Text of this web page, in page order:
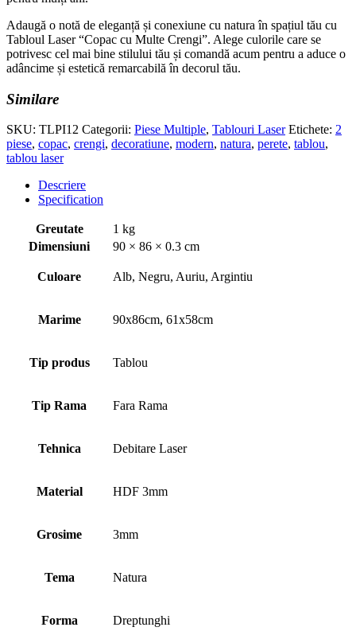
Adaugă o notă de eleganță și conexiune cu natura în spațiul tău cu
Tabloul Laser “Copac cu Multe Crengi”. Alege culorile care se
potrivesc cel mai bine stilului tău și comandă acum pentru a aduce o
adâncime și estetică remarcabilă în decorul tău.
Similare
SKU: TLPI12 Categorii: Piese Multiple, Tablouri Laser Etichete: 2
piese, copac, crengi, decoratiune, modern, natura, perete, tablou,
tablou laser
Descriere
Specification
Greutate
1 kg
Dimensiuni
90 × 86 × 0.3 cm
Culoare Alb, Negru, Auriu, Argintiu
Marime 90x86cm, 61x58cm
Tip produs Tablou
Tip Rama Fara Rama
Tehnica Debitare Laser
Material HDF 3mm
Grosime 3mm
Tema Natura
Forma Dreptunghi